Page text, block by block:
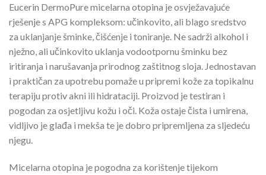
Eucerin DermoPure micelarna otopina je osvježavajuće
rješenje s APG kompleksom: učinkovito, ali blago sredstvo
za uklanjanje šminke, čišćenje i toniranje. Ne sadrži alkohol i
nježno, ali učinkovito uklanja vodootpornu šminku bez
iritiranja i narušavanja prirodnog zaštitnog sloja. Jednostavan
i praktičan za upotrebu pomaže u pripremi kože za topikalnu
terapiju protiv akni ili hidrataciji. Proizvod je testiran i
pogodan za osjetljivu kožu i oči. Koža ostaje čista i umirena,
vidljivo je glađa i mekša te je dobro pripremljena za sljedeću
njegu.
Micelarna otopina je pogodna za korištenje tijekom